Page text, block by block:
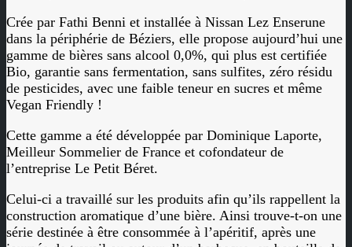
Crée par Fathi Benni et installée à Nissan Lez Enserune
dans la périphérie de Béziers, elle propose aujourd’hui une
gamme de bières sans alcool 0,0%, qui plus est certifiée
Bio, garantie sans fermentation, sans sulfites, zéro résidu
de pesticides, avec une faible teneur en sucres et même
Vegan Friendly !
Cette gamme a été développée par Dominique Laporte,
Meilleur Sommelier de France et cofondateur de
l’entreprise Le Petit Béret.
Celui-ci a travaillé sur les produits afin qu’ils rappellent la
construction aromatique d’une bière. Ainsi trouve-t-on une
série destinée à être consommée à l’apéritif, après une